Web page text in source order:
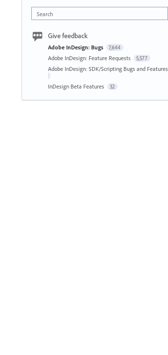
Search
Give feedback
Adobe InDesign: Bugs 7,644
Adobe InDesign: Feature Requests 5,577
Adobe InDesign: SDK/Scripting Bugs and Features
InDesign Beta Features 32